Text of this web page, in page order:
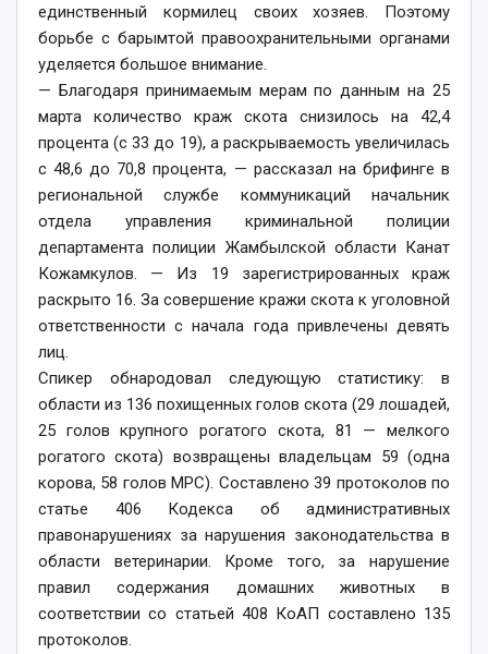
единственный кормилец своих хозяев. Поэтому
борьбе с барымтой правоохранительными органами
уделяется большое внимание.
— Благодаря принимаемым мерам по данным на 25
марта количество краж скота снизилось на 42,4
процента (с 33 до 19), а раскрываемость увеличилась
с 48,6 до 70,8 процента, — рассказал на брифинге в
региональной службе коммуникаций начальник
отдела управления криминальной полиции
департамента полиции Жамбылской области Канат
Кожамкулов. — Из 19 зарегистрированных краж
раскрыто 16. За совершение кражи скота к уголовной
ответственности с начала года привлечены девять
лиц.
Спикер обнародовал следующую статистику: в
области из 136 похищенных голов скота (29 лошадей,
25 голов крупного рогатого скота, 81 — мелкого
рогатого скота) возвращены владельцам 59 (одна
корова, 58 голов МРС). Составлено 39 протоколов по
статье 406 Кодекса об административных
правонарушениях за нарушения законодательства в
области ветеринарии. Кроме того, за нарушение
правил содержания домашних животных в
соответствии со статьей 408 КоАП составлено 135
протоколов.